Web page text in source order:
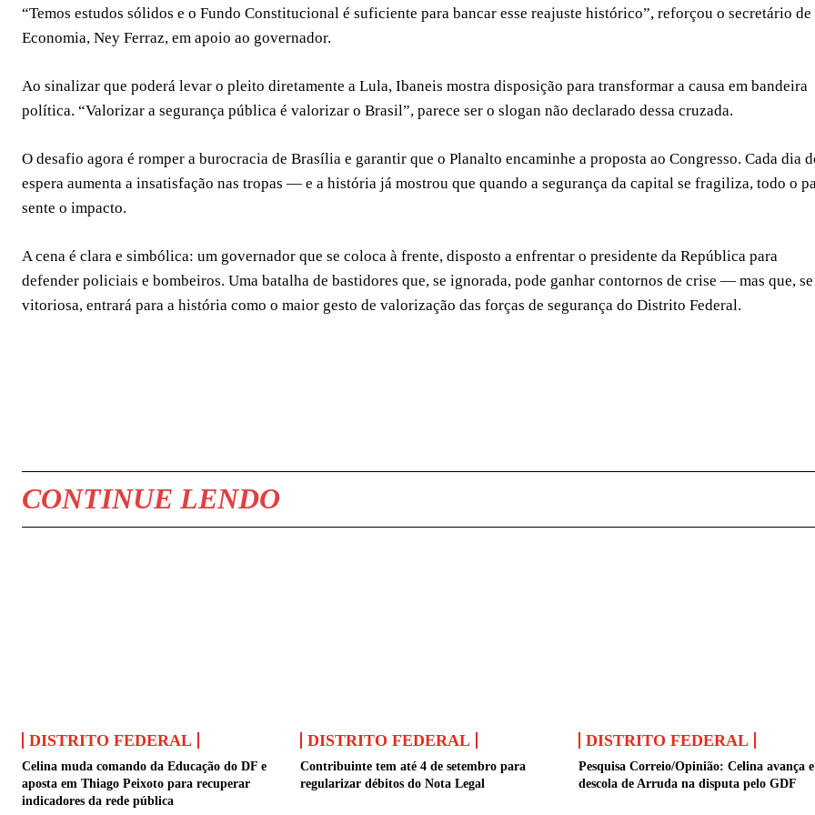
“Temos estudos sólidos e o Fundo Constitucional é suficiente para bancar esse reajuste histórico”, reforçou o secretário de
Economia, Ney Ferraz, em apoio ao governador.
Ao sinalizar que poderá levar o pleito diretamente a Lula, Ibaneis mostra disposição para transformar a causa em bandeira
política. “Valorizar a segurança pública é valorizar o Brasil”, parece ser o slogan não declarado dessa cruzada.
O desafio agora é romper a burocracia de Brasília e garantir que o Planalto encaminhe a proposta ao Congresso. Cada dia
espera aumenta a insatisfação nas tropas — e a história já mostrou que quando a segurança da capital se fragiliza, todo o
sente o impacto.
A cena é clara e simbólica: um governador que se coloca à frente, disposto a enfrentar o presidente da República para
defender policiais e bombeiros. Uma batalha de bastidores que, se ignorada, pode ganhar contornos de crise — mas que, se
vitoriosa, entrará para a história como o maior gesto de valorização das forças de segurança do Distrito Federal.
CONTINUE LENDO
DISTRITO FEDERAL
Celina muda comando da Educação do DF e
aposta em Thiago Peixoto para recuperar
indicadores da rede pública
DISTRITO FEDERAL
Contribuinte tem até 4 de setembro para
regularizar débitos do Nota Legal
DISTRITO FEDERAL
Pesquisa Correio/Opinião: Celina avança e
descola de Arruda na disputa pelo GDF